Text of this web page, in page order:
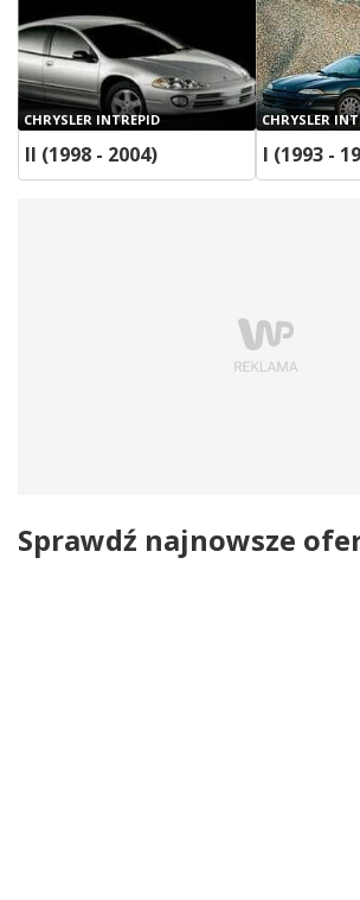
CHRYSLER INTREPID
II (1998 - 2004)
CHRYSLER
I (1993 -
Sprawdź najnowsze